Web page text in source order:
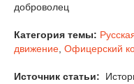
доброволец
Категория темы:
движение Офицерский
Источник статьи: